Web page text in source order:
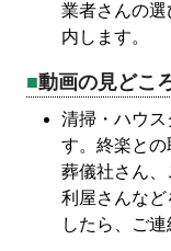
業者さんの
内します。
動画の見どこ
清掃・ハウ
す。終楽との
葬儀社さん
利屋さんな
したら、ご